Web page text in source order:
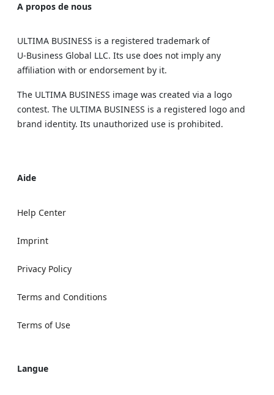
A propos de nous
ULTIMA BUSINESS is a registered trademark of
U‑Business Global LLC. Its use does not imply any
affiliation with or endorsement by it.
The ULTIMA BUSINESS image was created via a logo
contest. The ULTIMA BUSINESS is a registered logo and
brand identity. Its unauthorized use is prohibited.
Aide
Help Center
Imprint
Privacy Policy
Terms and Conditions
Terms of Use
Langue